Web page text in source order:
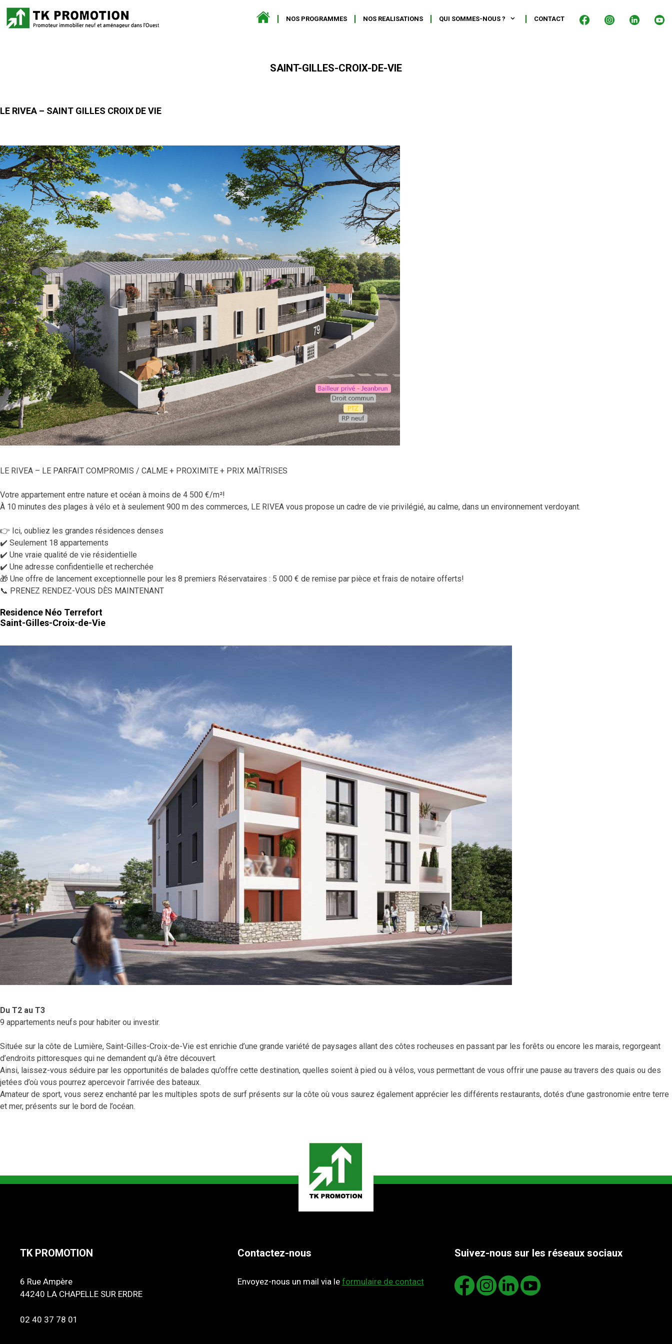
Aller
contenu
NOS PROGRAMMES NOS REALISATIONS QUI SOMMES-NOUS ? CONTACT
SAINT-GILLES-CROIX-DE-VIE
LE RIVEA – SAINT GILLES CROIX DE VIE
LE RIVEA – LE PARFAIT COMPROMIS / CALME + PROXIMITE + PRIX MAÎTRISES
Votre appartement entre nature et océan à moins de 4 500 €/m²!
À 10 minutes des plages à vélo et à seulement 900 m des commerces, LE RIVEA vous propose un cadre de vie privilégié, au calme, dans un environnement verdoyant.
👉 Ici, oubliez les grandes résidences denses
✔️ Seulement 18 appartements
✔️ Une vraie qualité de vie résidentielle
✔️ Une adresse confidentielle et recherchée
🎁 Une offre de lancement exceptionnelle pour les 8 premiers Réservataires : 5 000 € de remise par pièce et frais de notaire offerts!
📞 PRENEZ RENDEZ-VOUS DÈS MAINTENANT
Residence Néo Terrefort
Saint-Gilles-Croix-de-Vie
Du T2 au T3
9 appartements neufs pour habiter ou investir.
Située sur la côte de Lumière, Saint-Gilles-Croix-de-Vie est enrichie d’une grande variété de paysages allant des côtes rocheuses en passant par les forêts ou encore les marais, regorgeant
d’endroits pittoresques qui ne demandent qu’à être découvert.
Ainsi, laissez-vous séduire par les opportunités de balades qu’offre cette destination, quelles soient à pied ou à vélos, vous permettant de vous offrir une pause au travers des quais ou des
jetées d’où vous pourrez apercevoir l’arrivée des bateaux.
Amateur de sport, vous serez enchanté par les multiples spots de surf présents sur la côte où vous saurez également apprécier les différents restaurants, dotés d’une gastronomie entre terre
et mer, présents sur le bord de l’océan.
TK PROMOTION
6 Rue Ampère
44240 LA CHAPELLE SUR ERDRE
02 40 37 78 01
Contactez-nous
Envoyez-nous un mail via le formulaire de contact
Suivez-nous sur les réseaux sociaux